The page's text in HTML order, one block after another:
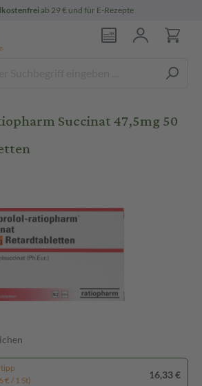
ab 29 € und für E-Rezepte
Succinat 47,5mg 50
€ / 1 St)
16,33 €